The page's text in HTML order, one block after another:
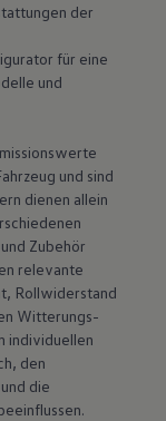
der
für eine
und
und sind
dienen allein
Zubehör
relevante
Rollwiderstand
Witterungs-
individuellen
den
die